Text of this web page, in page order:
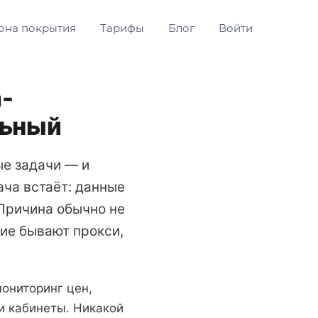
покрытия Тарифы Блог Войти
задачи — и
встаёт: данные
обычно не
бывают прокси,
цен,
кабинеты. Никакой